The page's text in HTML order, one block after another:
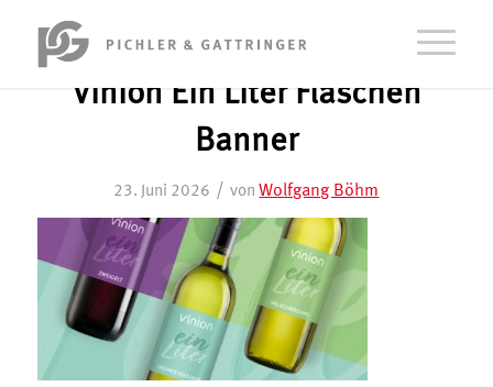
Vinion Ein Liter Flaschen
Banner
23. Juni 2026 / von Wolfgang Böhm